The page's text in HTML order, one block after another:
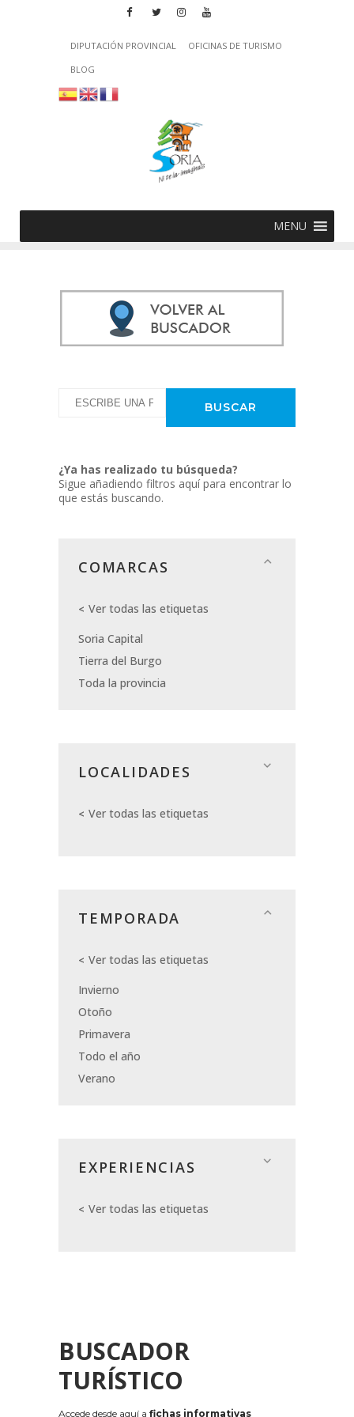
DIPUTACIÓN PROVINCIAL
OFICINAS DE TURISMO
BLOG
MENU
¿Ya has realizado tu búsqueda?
Sigue añadiendo filtros aquí para encontrar lo
que estás buscando.
COMARCAS
Ver todas las etiquetas
Soria Capital
Tierra del Burgo
Toda la provincia
LOCALIDADES
Ver todas las etiquetas
TEMPORADA
Ver todas las etiquetas
Invierno
Otoño
Primavera
Todo el año
Verano
EXPERIENCIAS
Ver todas las etiquetas
BUSCADOR
TURÍSTICO
Accede desde aquí a fichas informativas